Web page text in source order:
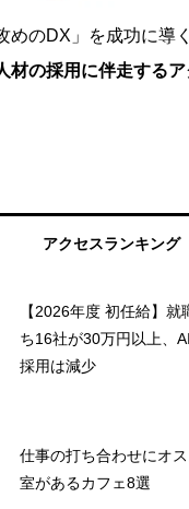
めのDX」を成功に導
材の採用に伴走する
アクセスランキング
【2026年度 初任給】
ち16社が30万円以上、
採用は減少
仕事の打ち合わせにオ
室があるカフェ8選